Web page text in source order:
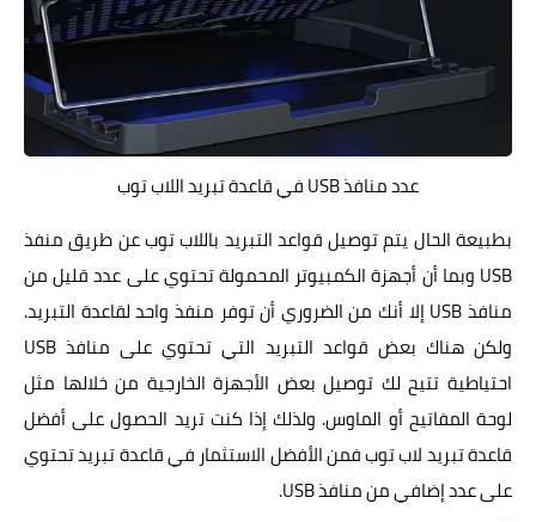
عدد منافذ USB في قاعدة تبريد اللاب توب
بطبيعة الحال يتم توصيل قواعد التبريد باللاب توب عن طريق منفذ
USB وبما أن أجهزة الكمبيوتر المحمولة تحتوي على عدد قليل من
منافذ USB إلا أنك من الضروري أن توفر منفذ واحد لقاعدة التبريد.
ولكن هناك بعض قواعد التبريد التي تحتوي على منافذ USB
احتياطية تتيح لك توصيل بعض الأجهزة الخارجية من خلالها مثل
لوحة المفاتيح أو الماوس. ولذلك إذا كنت تريد الحصول على أفضل
قاعدة تبريد لاب توب فمن الأفضل الاستثمار في قاعدة تبريد تحتوي
على عدد إضافي من منافذ USB.